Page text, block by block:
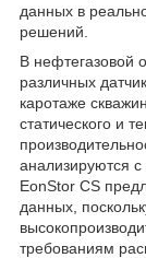
данных в
решений.
В нефтегазовой
различных
каротаже
статического и
анализируются
EonStor CS
данных,
требованиям